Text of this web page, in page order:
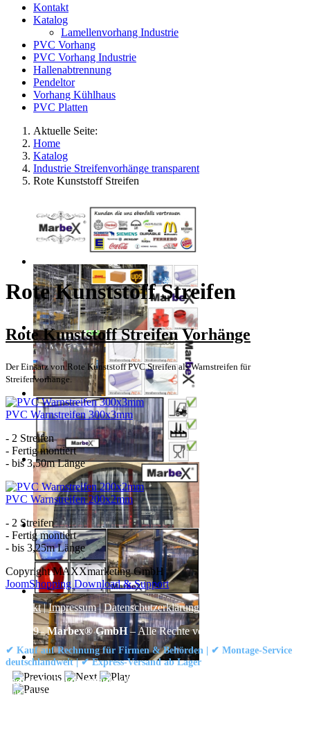
Kontakt
Katalog
Lamellenvorhang Industrie
PVC Vorhang
PVC Vorhang Industrie
Hallenabtrennung
Pendeltor
Vorhang Kühlhaus
PVC Platten
Aktuelle Seite:
Home
Katalog
Industrie Streifenvorhänge transparent
Rote Kunststoff Streifen
Rote Kunststoff Streifen
Rote Kunststoff Streifen Vorhänge
Der Einsatz von Rote Kunststoff PVC Streifen als Warnstreifen für
Streifenvorhänge.
PVC Warnstreifen 300x3mm
- 2 Streifen
- Fertig montiert
- bis 3,50m Länge
PVC Warnstreifen 200x2mm
- 2 Streifen
- Fertig montiert
- bis 3,25m Länge
Copyright MAXXmarketing GmbH
JoomShopping Download & Support
Kontakt|Impressum|Datenschutzerklärung
© 1999– Marbex® GmbH– Alle Rechte vorbehalten.
✔ Kauf auf Rechnung für Firmen & Behörden | ✔ Montage-Service
deutschlandweit | ✔ Express-Versand ab Lager
Technische Dokumentation: Montageanleitung (PDF)
Datenblatt|